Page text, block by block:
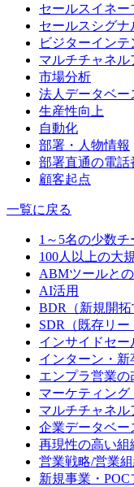
セールスイネー
セールスシグナ
ビジターイン
マルチチャネル
市場分析
法人データベー
生産性向上
自動化
部署・人物情報
部署直通の電話
顧客起点
一覧に戻る
1～5名の少数チ
100人以上の大
ABMツールと
AI活用
BDR（新規開
SDR（既存リ
インサイドセ
インターン・新
エンプラ営業の
マーケティング
マルチチャネル
企業データベー
再現性の高い組
営業戦略/営業
新規事業・